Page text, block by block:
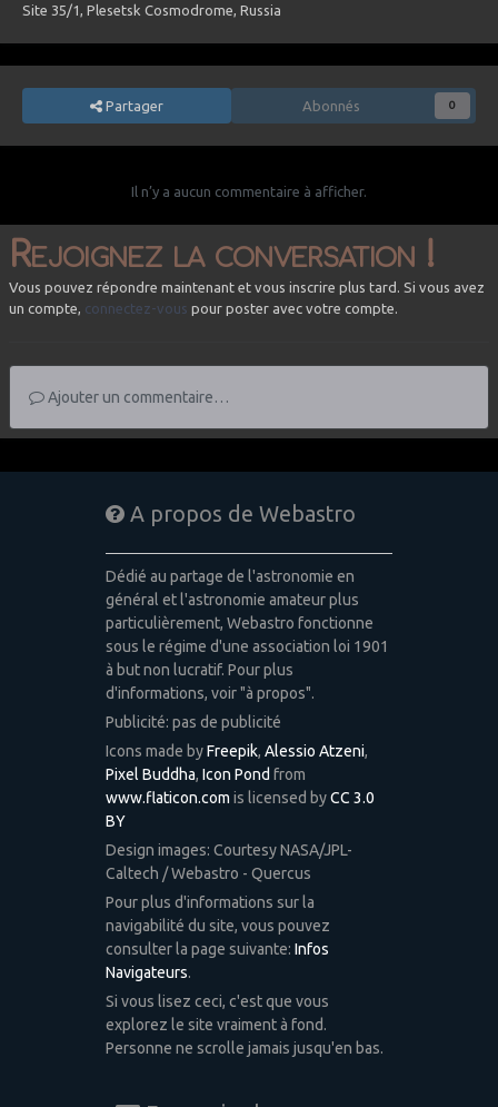
Site 35/1, Plesetsk Cosmodrome, Russia
Partager Abonnés 0
Il n’y a aucun commentaire à afficher.
Rejoignez la conversation !
Vous pouvez répondre maintenant et vous inscrire plus tard. Si vous avez
un compte, connectez-vous pour poster avec votre compte.
Ajouter un commentaire…
A propos de Webastro
Dédié au partage de l'astronomie en
général et l'astronomie amateur plus
particulièrement, Webastro fonctionne
sous le régime d'une association loi 1901
à but non lucratif. Pour plus
d'informations, voir "à propos".
Publicité: pas de publicité
Icons made byFreepik, Alessio Atzeni,
Pixel Buddha, Icon Pond from
www.flaticon.com is licensed byCC 3.0
BY
Design images: Courtesy NASA/JPL-
Caltech / Webastro - Quercus
Pour plus d'informations sur la
navigabilité du site, vous pouvez
consulter la page suivante: Infos
Navigateurs.
Si vous lisez ceci, c'est que vous
explorez le site vraiment à fond.
Personne ne scrolle jamais jusqu'en bas.